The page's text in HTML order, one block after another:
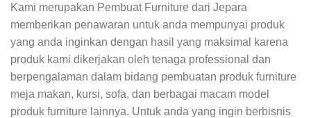
Kami merupakan Pembuat Furniture dari Jepara
memberikan penawaran untuk anda mempunyai produk
yang anda inginkan dengan hasil yang maksimal karena
produk kami dikerjakan oleh tenaga professional dan
berpengalaman dalam bidang pembuatan produk furniture
meja makan, kursi, sofa, dan berbagai macam model
produk furniture lainnya. Untuk anda yang ingin berbisnis